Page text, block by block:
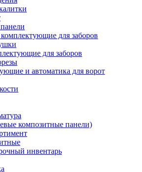
для заборов
для заборов
и автоматика для ворот
композитные панели)
инвентарь